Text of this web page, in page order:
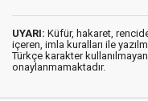
UYARI: Küfür, hakaret,
içeren, imla kuralları ile
Türkçe karakter
onaylanmamaktadır.